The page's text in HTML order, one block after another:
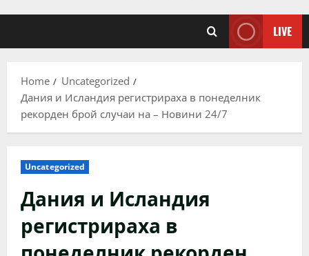
LIVE
Home
Uncategorized
Дания и Исландия регистрираха в понеделник
рекорден брой случаи на – Новини 24/7
Uncategorized
Дания и Исландия
регистрираха в